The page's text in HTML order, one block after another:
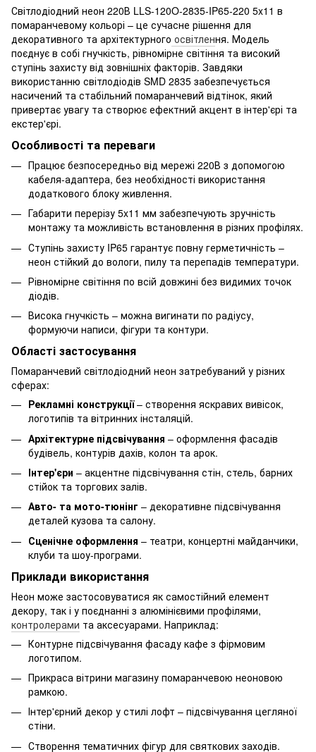
Світлодіодний неон 220В LLS-120O-2835-IP65-220 5x11 в
помаранчевому кольорі – це сучасне рішення для
декоративного та архітектурного освітлення. Модель
поєднує в собі гнучкість, рівномірне світіння та високий
ступінь захисту від зовнішніх факторів. Завдяки
використанню світлодіодів SMD 2835 забезпечується
насичений та стабільний помаранчевий відтінок, який
привертає увагу та створює ефектний акцент в інтер'єрі та
екстер'єрі.
Особливості та переваги
Працює безпосередньо від мережі 220В з допомогою
кабеля-адаптера, без необхідності використання
додаткового блоку живлення.
Габарити перерізу 5x11 мм забезпечують зручність
монтажу та можливість встановлення в різних профілях.
Ступінь захисту IP65 гарантує повну герметичність –
неон стійкий до вологи, пилу та перепадів температури.
Рівномірне світіння по всій довжині без видимих ​​точок
діодів.
Висока гнучкість – можна вигинати по радіусу,
формуючи написи, фігури та контури.
Області застосування
Помаранчевий світлодіодний неон затребуваний у різних
сферах:
Рекламні конструкції– створення яскравих вивісок,
логотипів та вітринних інсталяцій.
Архітектурне підсвічування – оформлення фасадів
будівель, контурів дахів, колон та арок.
Інтер'єри – акцентне підсвічування стін, стель, барних
стійок та торгових залів.
Авто- та мото-тюнінг – декоративне підсвічування
деталей кузова та салону.
Сценічне оформлення – театри, концертні майданчики,
клуби та шоу-програми.
Приклади використання
Неон може застосовуватися як самостійний елемент
декору, так і у поєднанні з алюмінієвими профілями,
контролерами та аксесуарами. Наприклад:
Контурне підсвічування фасаду кафе з фірмовим
логотипом.
Прикраса вітрини магазину помаранчевою неоновою
рамкою.
Інтер'єрний декор у стилі лофт – підсвічування цегляної
стіни.
Створення тематичних фігур для святкових заходів.